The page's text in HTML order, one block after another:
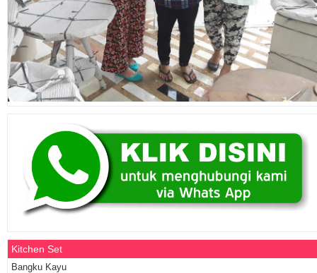
Kitchen Set
Bangku Kayu